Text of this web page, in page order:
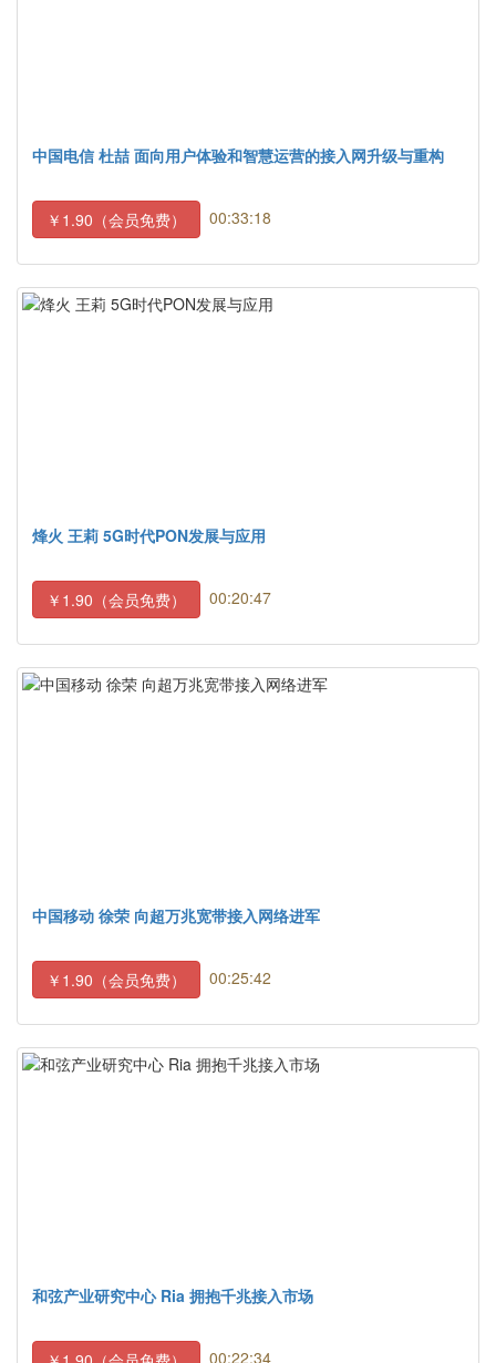
中国电信 杜喆 面向用户体验和智慧运营的接入网升级与重构
￥1.90（会员免费） 00:33:18
烽火 王莉 5G时代PON发展与应用
￥1.90（会员免费） 00:20:47
中国移动 徐荣 向超万兆宽带接入网络进军
￥1.90（会员免费） 00:25:42
和弦产业研究中心 Ria 拥抱千兆接入市场
00:22:34